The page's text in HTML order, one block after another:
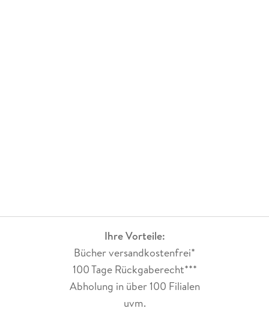
Ihre Vorteile:
Bücher versandkostenfrei*
100 Tage Rückgaberecht***
Abholung in über 100 Filialen
uvm.